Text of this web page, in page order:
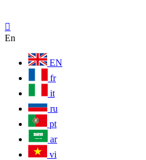

En
EN
fr
it
ru
pt
ar
vi